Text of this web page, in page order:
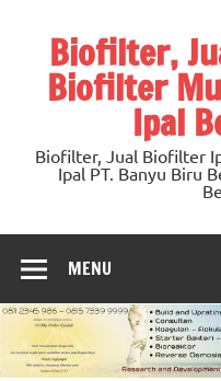
contentBiofilter,
Biofilter
Ipal
Biofilter, Jual Biofilter
Ipal PT. Banyu Biru
MENU